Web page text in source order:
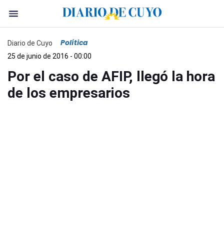
Diario de Cuyo Política
25 de junio de 2016 - 00:00
Por el caso de AFIP, llegó la hora
de los empresarios